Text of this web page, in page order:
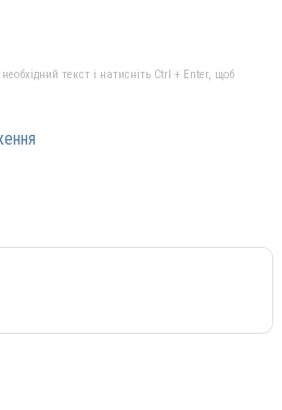
текст і натисніть Ctrl + Enter, щоб